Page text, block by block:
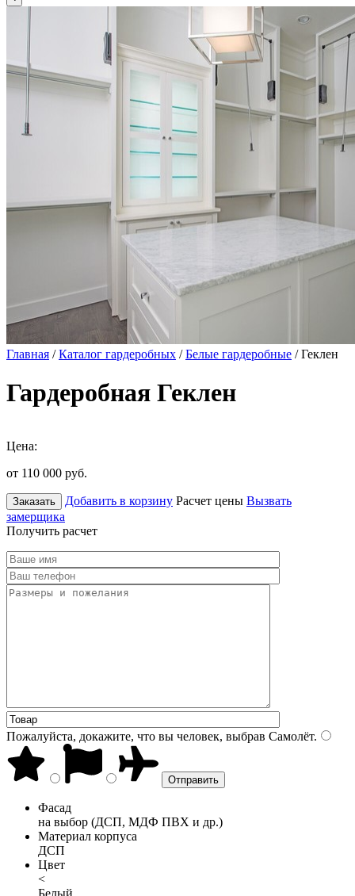
Главная /Каталог гардеробных /Белые гардеробные / Геклен
Гардеробная Геклен
Цена:
от 110 000 руб.
Заказать Добавить в корзину Расчет цены Вызвать
замерщика
Получить расчет
Пожалуйста, докажите, что вы человек, выбрав Самолёт.
Фасад
на выбор (ДСП, МДФ ПВХ и др.)
Материал корпуса
ДСП
Цвет
<
Белый